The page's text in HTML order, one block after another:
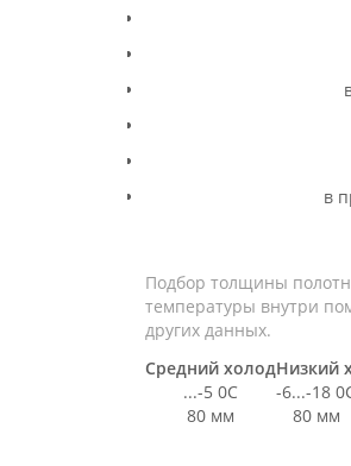
в
Подбор толщины
температуры внутри
других данных.
Средний холодНизкий
...-5 0C
-6...-18
80 мм
80 мм